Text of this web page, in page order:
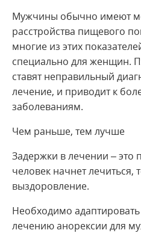
Мужчины обычно имеют
расстройства пищевого
многие из этих
специально для женщин.
ставят неправильный
лечение, и приводит к
заболеваниям.
Чем раньше, тем лучше
Задержки в лечении –
человек начнет
выздоровление.
Необходимо
лечению анорексии для